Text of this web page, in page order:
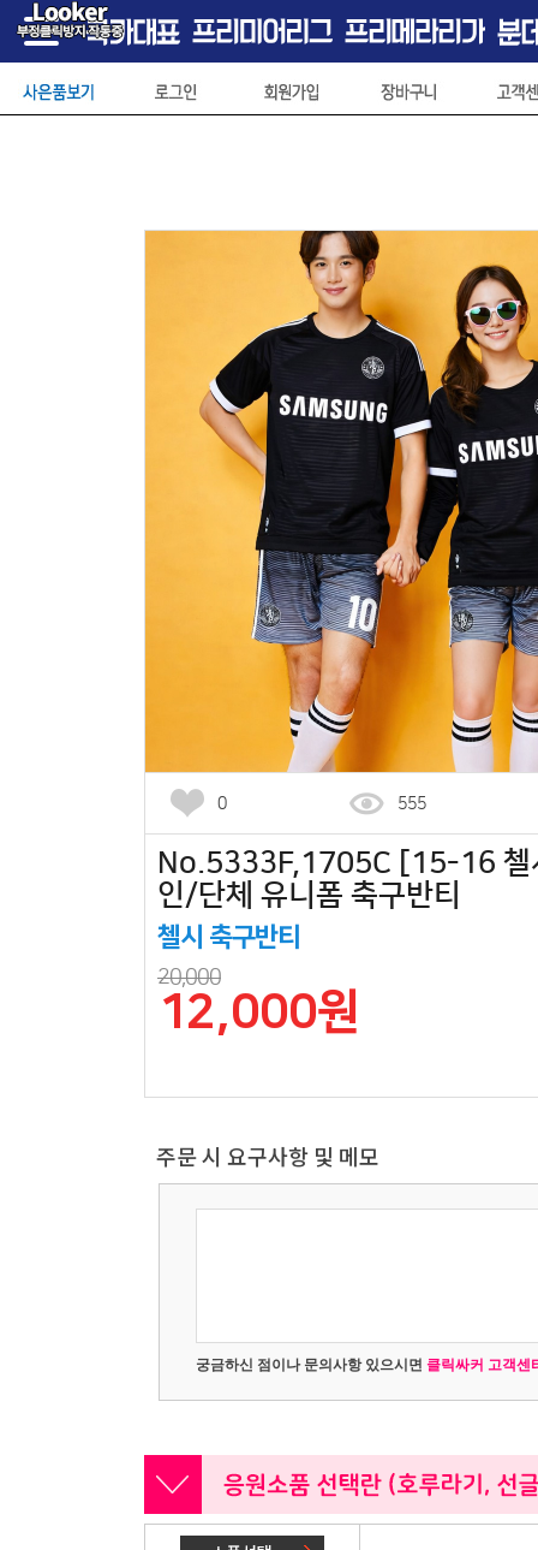
0 555
No.5333F,1705C [15-16 첼
인/단체 유니폼 축구반티
첼시 축구반티
20,000
12,000원
주문 시 요구사항 및 메모
궁금하신 점이나 문의사항 있으시면 클릭싸커 고객센